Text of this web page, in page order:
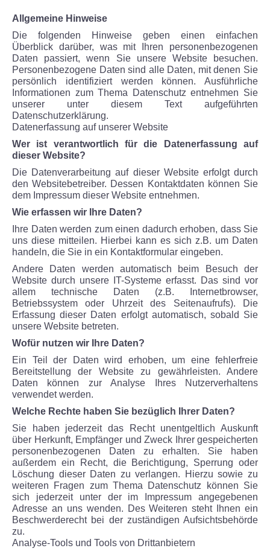
Allgemeine Hinweise
Die folgenden Hinweise geben einen einfachen
Überblick darüber, was mit Ihren personenbezogenen
Daten passiert, wenn Sie unsere Website besuchen.
Personenbezogene Daten sind alle Daten, mit denen Sie
persönlich identifiziert werden können. Ausführliche
Informationen zum Thema Datenschutz entnehmen Sie
unserer unter diesem Text aufgeführten
Datenschutzerklärung.
Datenerfassung auf unserer Website
Wer ist verantwortlich für die Datenerfassung auf
dieser Website?
Die Datenverarbeitung auf dieser Website erfolgt durch
den Websitebetreiber. Dessen Kontaktdaten können Sie
dem Impressum dieser Website entnehmen.
Wie erfassen wir Ihre Daten?
Ihre Daten werden zum einen dadurch erhoben, dass Sie
uns diese mitteilen. Hierbei kann es sich z.B. um Daten
handeln, die Sie in ein Kontaktformular eingeben.
Andere Daten werden automatisch beim Besuch der
Website durch unsere IT-Systeme erfasst. Das sind vor
allem technische Daten (z.B. Internetbrowser,
Betriebssystem oder Uhrzeit des Seitenaufrufs). Die
Erfassung dieser Daten erfolgt automatisch, sobald Sie
unsere Website betreten.
Wofür nutzen wir Ihre Daten?
Ein Teil der Daten wird erhoben, um eine fehlerfreie
Bereitstellung der Website zu gewährleisten. Andere
Daten können zur Analyse Ihres Nutzerverhaltens
verwendet werden.
Welche Rechte haben Sie bezüglich Ihrer Daten?
Sie haben jederzeit das Recht unentgeltlich Auskunft
über Herkunft, Empfänger und Zweck Ihrer gespeicherten
personenbezogenen Daten zu erhalten. Sie haben
außerdem ein Recht, die Berichtigung, Sperrung oder
Löschung dieser Daten zu verlangen. Hierzu sowie zu
weiteren Fragen zum Thema Datenschutz können Sie
sich jederzeit unter der im Impressum angegebenen
Adresse an uns wenden. Des Weiteren steht Ihnen ein
Beschwerderecht bei der zuständigen Aufsichtsbehörde
zu.
Analyse-Tools und Tools von Drittanbietern